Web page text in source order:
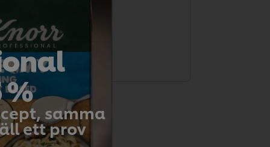
samma
ett prov